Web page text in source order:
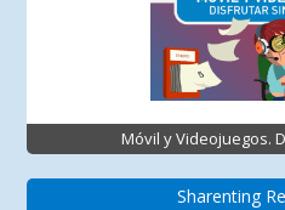
Móvil y Videojuegos.
Sharenting